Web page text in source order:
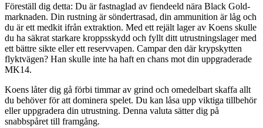
Föreställ dig detta: Du är fastnaglad av fiendeeld nära Black Gold-
marknaden. Din rustning är söndertrasad, din ammunition är låg och
du är ett medkit ifrån extraktion. Med ett rejält lager av Koens skulle
du ha säkrat starkare kroppsskydd och fyllt ditt utrustningslager med
ett bättre sikte eller ett reservvapen. Campar den där krypskytten
flyktvägen? Han skulle inte ha haft en chans mot din uppgraderade
MK14.
Koens låter dig gå förbi timmar av grind och omedelbart skaffa allt
du behöver för att dominera spelet. Du kan låsa upp viktiga tillbehör
eller uppgradera din utrustning. Denna valuta sätter dig på
snabbspåret till framgång.